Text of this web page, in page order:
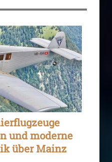
und moderne
über Mainz